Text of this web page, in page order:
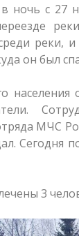
ночь с 27
реки,
он был
населения
МЧС
Сегодня
3